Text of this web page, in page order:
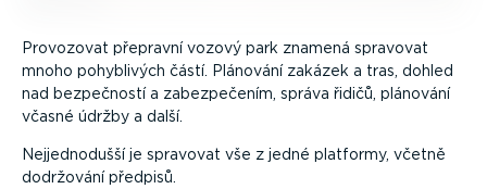
Provozovat přepravní vozový park znamená spravovat
mnoho pohyblivých částí. Plánování zakázek a tras, dohled
nad bezpečností a zabez­pe­čením, správa řidičů, plánování
včasné údržby a další.
Nejjed­no­dušší je spravovat vše z jedné platformy, včetně
dodržování předpisů.